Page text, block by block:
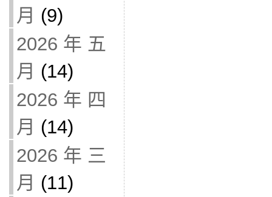
月 (9)
2026 年 五
月 (14)
2026 年 四
月 (14)
2026 年 三
月 (11)